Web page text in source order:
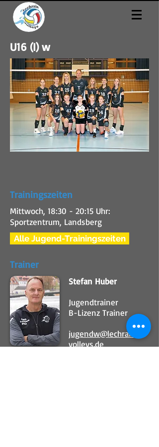
U16 (I) w
Trainingszeiten
Mittwoch, 18:30 - 20:15 Uhr:
Sportzentrum, Landsberg
Alle Jugend-Trainingszeiten
Trainer
Stefan Huber
Jugendtrainer
B-Lizenz Trainer
jugendw@lechrain-
volleys.de